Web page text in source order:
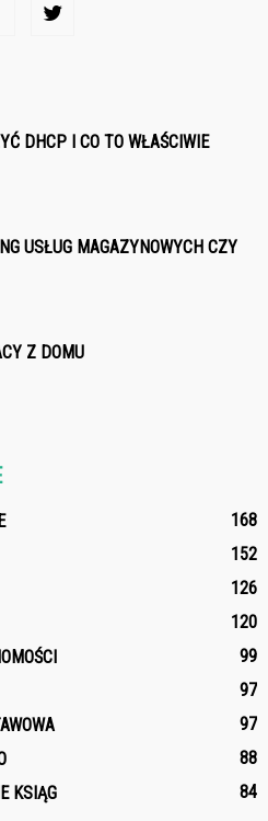
DHCP I CO TO WŁAŚCIWIE
USŁUG MAGAZYNOWYCH CZY
Z DOMU
168
152
126
120
99
97
97
88
KSIĄG
84